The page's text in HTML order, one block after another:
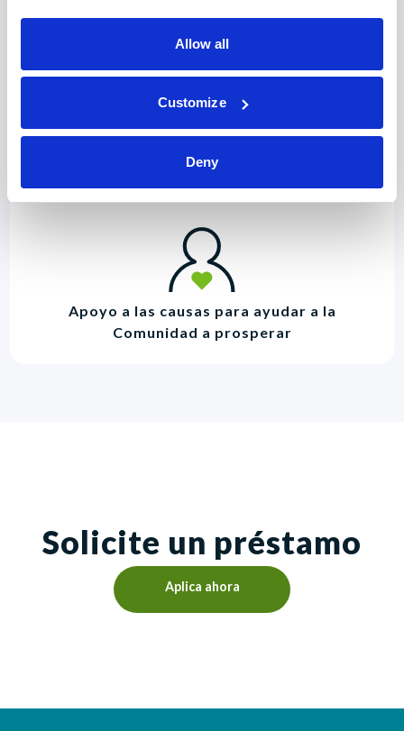
Allow all
Customize
Deny
Asesoramiento de expertos y abogado
proporcionado por un verdadero socio
financiero
Apoyo a las causas para ayudar a la
Comunidad a prosperar
Solicite un préstamo
Aplica ahora